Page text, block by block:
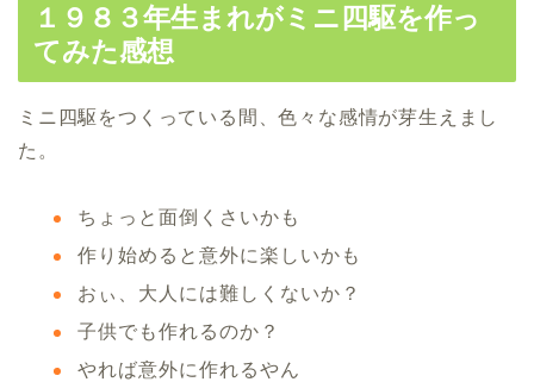
１９８３年生まれがミニ四駆を作っ
てみた感想
ミニ四駆をつくっている間、色々な感情が芽生えまし
た。
ちょっと面倒くさいかも
作り始めると意外に楽しいかも
おぃ、大人には難しくないか？
子供でも作れるのか？
やれば意外に作れるやん